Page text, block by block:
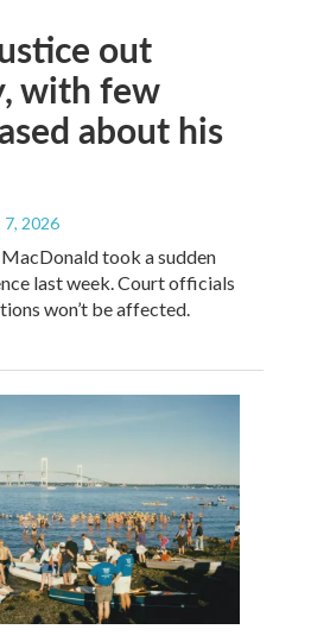
out
with few
about his
2026
took a sudden
last week. Court officials
won’t be affected.